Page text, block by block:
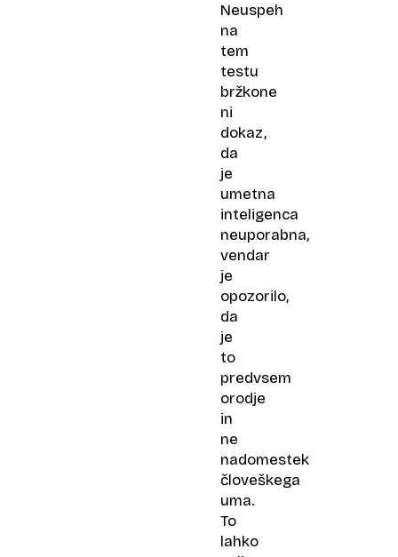
Neuspeh
na
tem
testu
bržkone
ni
dokaz,
da
je
umetna
inteligenca
neuporabna,
vendar
je
opozorilo,
da
je
to
predvsem
orodje
in
ne
nadomestek
človeškega
uma.
To
lahko